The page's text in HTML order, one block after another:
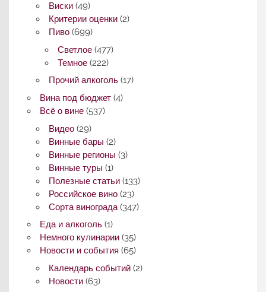
Виски(49)
Критерии оценки(2)
Пиво(699)
Светлое (477)
Темное (222)
Прочий алкоголь(17)
Вина под бюджет(4)
Всё о вине(537)
Видео(29)
Винные бары (2)
Винные регионы (3)
Винные туры (1)
Полезные статьи(133)
Российское вино(23)
Сорта винограда(347)
Еда и алкоголь(1)
Немного кулинарии(35)
Новости и события (65)
Календарь событий(2)
Новости(63)